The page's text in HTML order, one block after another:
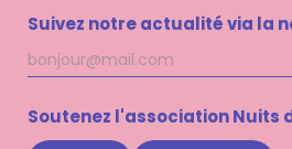
Suivez notre actualité via la
Adresse
mail
Soutenez l'association Nuits